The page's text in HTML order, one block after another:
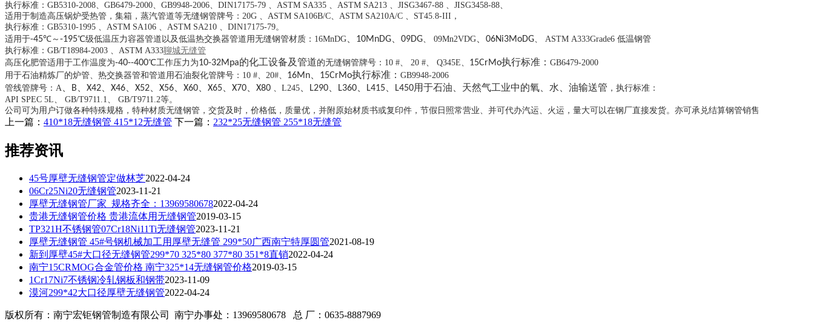
执行标准：GB5310-2008、GB6479-2000、GB9948-2006、DIN17175-79 、ASTM SA335 、ASTM SA213 、JISG3467-88 、JISG3458-88、
适用于制造高压锅炉受热管，集箱，蒸汽管道等无缝钢管牌号：20G 、ASTM SA106B/C、ASTM SA210A/C 、ST45.8-III，
执行标准：GB5310-1995 、ASTM SA106 、ASTM SA210 、DIN17175-79。
适用于-45℃～ -195℃级低温压力容器管道以及低温热交换器管道用无缝钢管材质：16MnDG 10MnDG 09DG、 09Mn2VDG 06Ni3MoDG、 ASTM A333Grade6 低温钢管
执行标准：GB/T18984-2003 、ASTM A333聊城无缝管
高压化肥管适用于工作温度为-40--400℃工作压力为10-32Mpa的化工设备及管道的无缝钢管牌号：10 #、 20 #、 Q345E、 15CrMo执行标准： GB6479-2000
用于石油精炼厂的炉管、热交换器管和管道用石油裂化管牌号：10 #、20#、 16Mn 15CrMo执行标准： GB9948-2006
管线管牌号：A
B X42 X46 X52 X56 X60 X65 X70 X80 、L245 L290 L360 L415 L450用于石油、天然气工业中的氧、水、油输送管 ，执行标准：
API SPEC 5L、 GB/T9711.1、 GB/T9711.2等。
公司可为用户订做各种特殊规格，特种材质无缝钢管，交货及时，价格低，质量优，并附原始材质书或复印件，节假日照常营业、并可代办汽运、火运，量大可以在钢厂直接发货。亦可承兑结算钢管销售
上一篇： 410*18无缝钢管 415*12无缝管 下一篇： 232*25无缝钢管 255*18无缝管
推荐资讯
45号厚壁无缝钢管定做林芝2022-04-24
06Cr25Ni20无缝钢管2023-11-21
厚壁无缝钢管厂家_规格齐全：139695806782022-04-24
贵港无缝钢管价格 贵港流体用无缝钢管2019-03-15
TP321H不锈钢管07Cr18Ni11Ti无缝钢管2023-11-21
厚壁无缝钢管 45#号钢机械加工用厚壁无缝管 299*50广西南宁特厚圆管2021-08-19
新到厚壁45#大口径无缝钢管299*70 325*80 377*80 351*8直销2022-04-24
南宁15CRMOG合金管价格 南宁325*14无缝钢管价格2019-03-15
1Cr17Ni7不锈钢冷轧钢板和钢带2023-11-09
漠河299*42大口径厚壁无缝钢管2022-04-24
版权所有：南宁宏钜钢管制造有限公司 南宁办事处：13969580678 总 厂：0635-8887969